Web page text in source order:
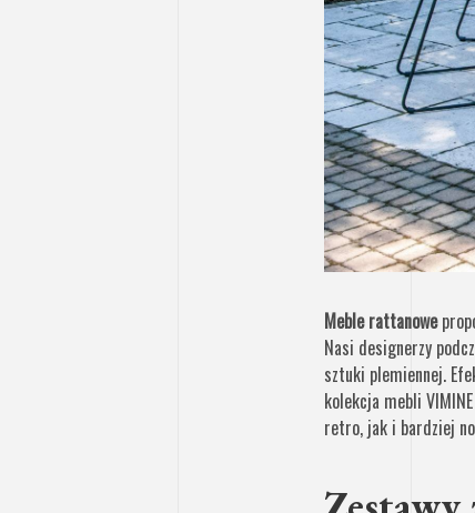
Meble rattanowe
Nasi designerzy
sztuki plemiennej.
kolekcja mebli
retro, jak i bardziej